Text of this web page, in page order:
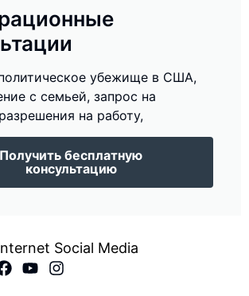
убежище в США,
с семьей, запрос на
на работу,
Получить бесплатную
консультацию
Social Media